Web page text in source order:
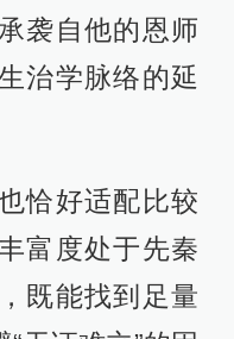
袭自他的恩师
治学脉络的延
恰好适配比较
富度处于先秦
既能找到足量